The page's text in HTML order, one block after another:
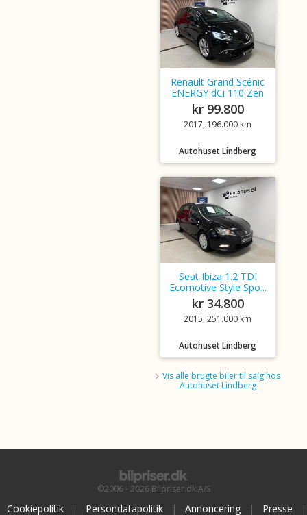
Renault Grand Scénic
ENERGY dCi 110 Zen
kr 99.800
2017, 196.000 km
Autohuset Lindberg
Seat Ibiza 1.2 TDI
Ecomotive Style Spo...
kr 34.800
2015, 251.000 km
Autohuset Lindberg
Vis alle brugte biler til salg hos
Autohuset Lindberg
©2006 - 2026 Bilpriser.dk A/S
Cookiepolitik | Persondatapolitik | Annoncering | Presse |